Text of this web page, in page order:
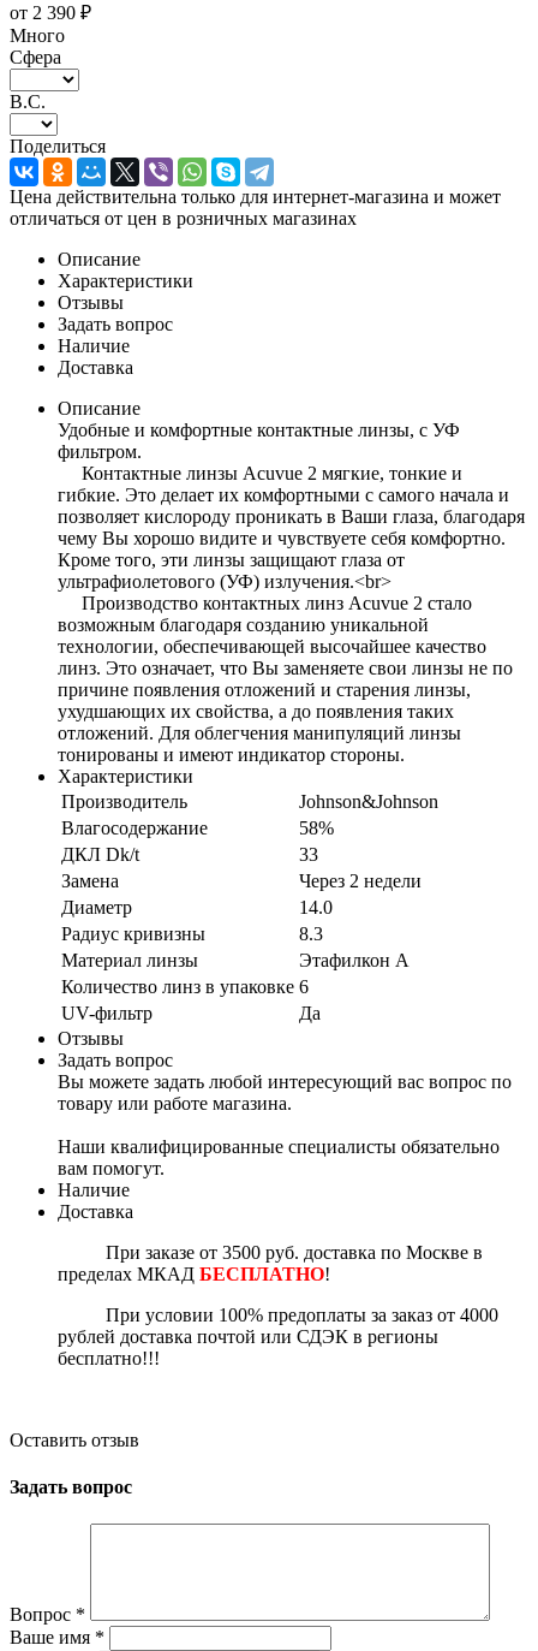
от 2 390 ₽
Много
Сфера
В.С.
Поделиться
Цена действительна только для интернет-магазина и может
отличаться от цен в розничных магазинах
Описание
Характеристики
Отзывы
Задать вопрос
Наличие
Доставка
Описание
Удобные и комфортные контактные линзы, с УФ
фильтром.
Контактные линзы Acuvue 2 мягкие, тонкие и
гибкие. Это делает их комфортными с самого начала и
позволяет кислороду проникать в Ваши глаза, благодаря
чему Вы хорошо видите и чувствуете себя комфортно.
Кроме того, эти линзы защищают глаза от
ультрафиолетового (УФ) излучения.<br>
Производство контактных линз Acuvue 2 стало
возможным благодаря созданию уникальной
технологии, обеспечивающей высочайшее качество
линз. Это означает, что Вы заменяете свои линзы не по
причине появления отложений и старения линзы,
ухудшающих их свойства, а до появления таких
отложений. Для облегчения манипуляций линзы
тонированы и имеют индикатор стороны.
Характеристики
Производитель
Johnson&Johnson
Влагосодержание
58%
ДКЛ Dk/t
33
Замена
Через 2 недели
Диаметр
14.0
Радиус кривизны
8.3
Материал линзы
Этафилкон А
Количество линз в упаковке 6
UV-фильтр
Да
Отзывы
Задать вопрос
Вы можете задать любой интересующий вас вопрос по
товару или работе магазина.
Наши квалифицированные специалисты обязательно
вам помогут.
Наличие
Доставка
При заказе от 3500 руб. доставка по Москве в
пределах МКАД БЕСПЛАТНО!
При условии 100% предоплаты за заказ от 4000
рублей доставка почтой или СДЭК в регионы
бесплатно!!!
Оставить отзыв
Задать вопрос
Вопрос *
Ваше имя *